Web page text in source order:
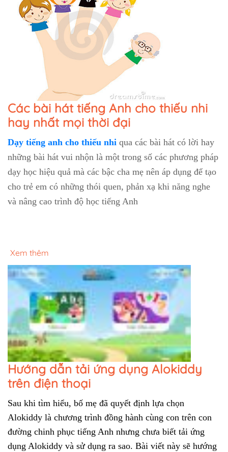
Các bài hát tiếng Anh cho thiếu nhi
hay nhất mọi thời đại
Dạy tiếng anh cho thiếu nhi qua các bài hát có lời hay
những bài hát vui nhộn là một trong số các phương pháp
dạy học hiệu quả mà các bậc cha mẹ nên áp dụng để tạo
cho trẻ em có những thói quen, phản xạ khi năng nghe
và nâng cao trình độ học tiếng Anh
Xem thêm
Hướng dẫn tải ứng dụng Alokiddy
trên điện thoại
Sau khi tìm hiểu, bố mẹ đã quyết định lựa chọn
Alokiddy là chương trình đồng hành cùng con trên con
đường chinh phục tiếng Anh nhưng chưa biết tải ứng
dụng Alokiddy và sử dụng ra sao. Bài viết này sẽ hướng